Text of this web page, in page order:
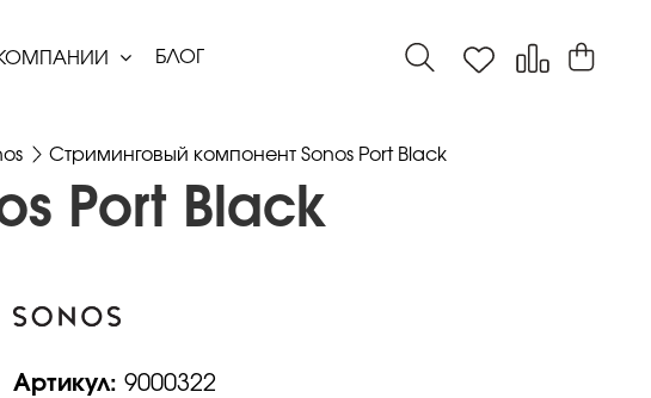
БЛОГ
Стриминговый компонент Sonos Port Black
Port Black
Артикул:9000322